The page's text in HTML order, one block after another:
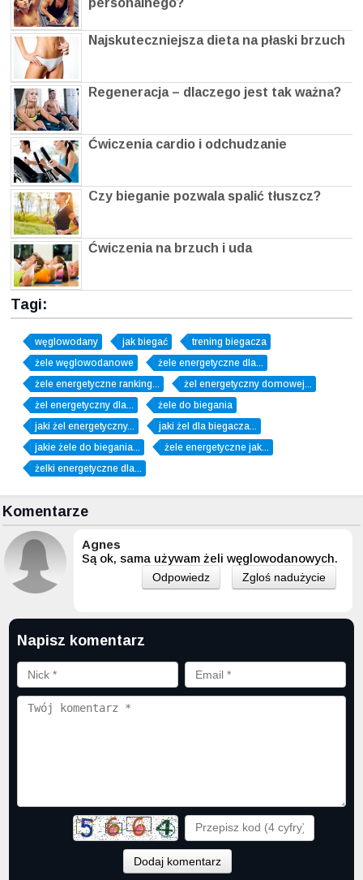
personalnego?
Najskuteczniejsza dieta na płaski brzuch
Regeneracja – dlaczego jest tak ważna?
Ćwiczenia cardio i odchudzanie
Czy bieganie pozwala spalić tłuszcz?
Ćwiczenia na brzuch i uda
Tagi:
węglowodany jak biegać
trening biegacza
żele węglowodanowe
żele energetyczne dla...
żele energetyczne ranking...
żel energetyczny domowej...
żel energetyczny dla...
żele do biegania
jaki żel energetyczny...
jaki żel dla biegacza...
jakie żele do biegania...
żele energetyczne jak...
żelki energetyczne dla...
Komentarze
Agnes
Są ok, sama używam żeli węglowodanowych.
Odpowiedz Zgloś nadużycie
Napisz komentarz
Dodaj komentarz